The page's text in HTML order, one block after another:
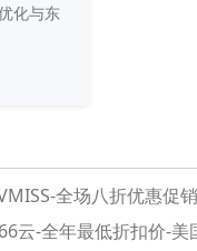
化与东
VMISS-全场八折优惠
云-全年最低折扣价-